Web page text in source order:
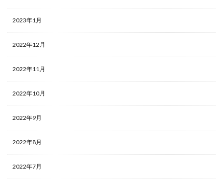
2023年1月
2022年12月
2022年11月
2022年10月
2022年9月
2022年8月
2022年7月